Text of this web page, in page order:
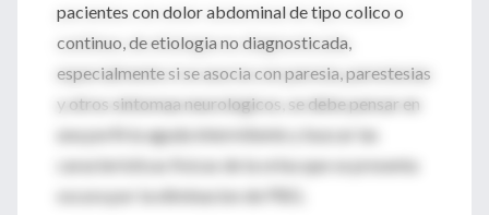
pacientes con dolor abdominal de tipo colico o
continuo, de etiologia no diagnosticada,
especialmente si se asocia con paresia, parestesias
y otros sintomaa neurologicos, se debe pensar en
una porfiria aguda intermitente y buscar las
caracteristicas fisicas de la orina que se presenta
oscura por la eliminacion de PBG.